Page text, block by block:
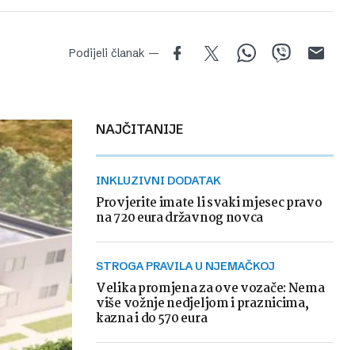
Podijeli članak —
NAJČITANIJE
INKLUZIVNI DODATAK
Provjerite imate li svaki mjesec pravo
na 720 eura državnog novca
STROGA PRAVILA U NJEMAČKOJ
Velika promjena za ove vozače: Nema
više vožnje nedjeljom i praznicima,
kazna i do 570 eura